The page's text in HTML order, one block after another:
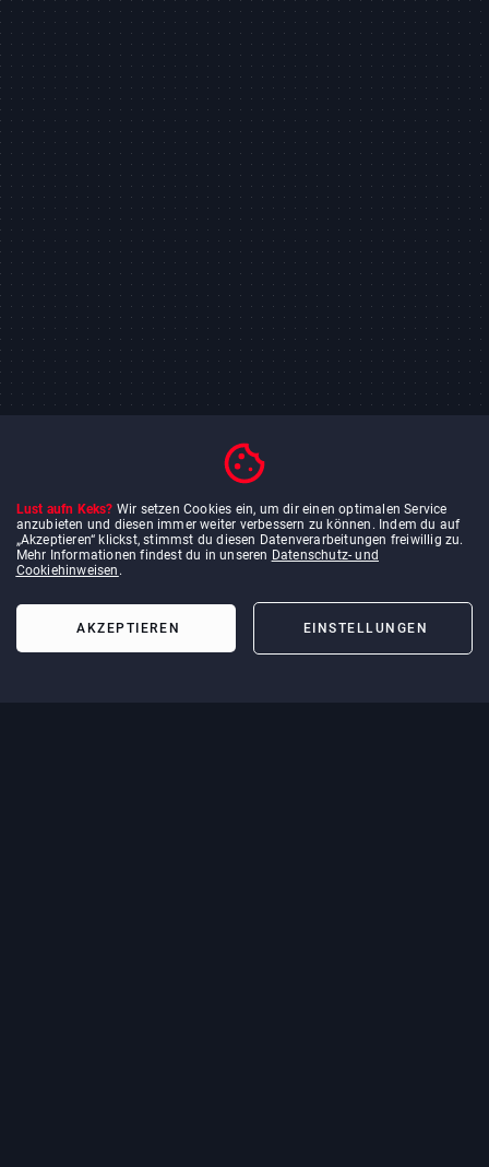
MEHR ERFAHREN
Lust aufn Keks? Wir setzen Cookies ein, um dir einen optimalen Service
anzubieten und diesen immer weiter verbessern zu können. Indem du auf
„Akzeptieren“ klickst, stimmst du diesen Datenverarbeitungen freiwillig zu.
Mehr Informationen findest du in unseren Datenschutz- und
Cookiehinweisen .
AKZEPTIEREN EINSTELLUNGEN